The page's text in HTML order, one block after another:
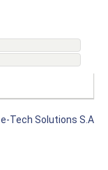
e-Tech Solutions S.A